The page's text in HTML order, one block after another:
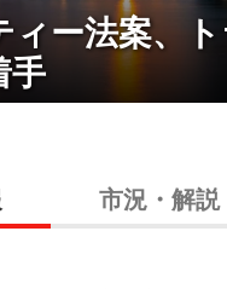
ィー法案、
手
市況・解説